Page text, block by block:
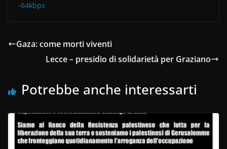
-64kbps
Gaza: come morti viventi
Lecce – presidio di solidarietà per Graziano
Potrebbe anche interessarti